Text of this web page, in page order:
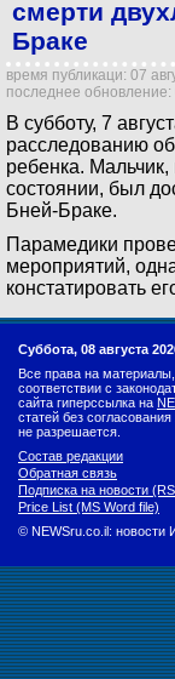
смерти
Браке
время публикаци: 07
последнее обновление:
В субботу, 7
расследованию
ребенка.
состоянии, был
Бней-Браке.
Парамедики
мероприятий,
констатировать
Суббота, 08 августа
Все права на
соответствии с
сайта гиперссылка на
статей без
не разрешается.
Состав редакции
Обратная связь
Подписка на новости
Price List (MS Word file)
© NEWSru.co.il: новости